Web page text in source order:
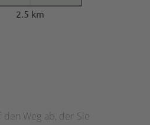
2.5 km
Weg ab, der Sie